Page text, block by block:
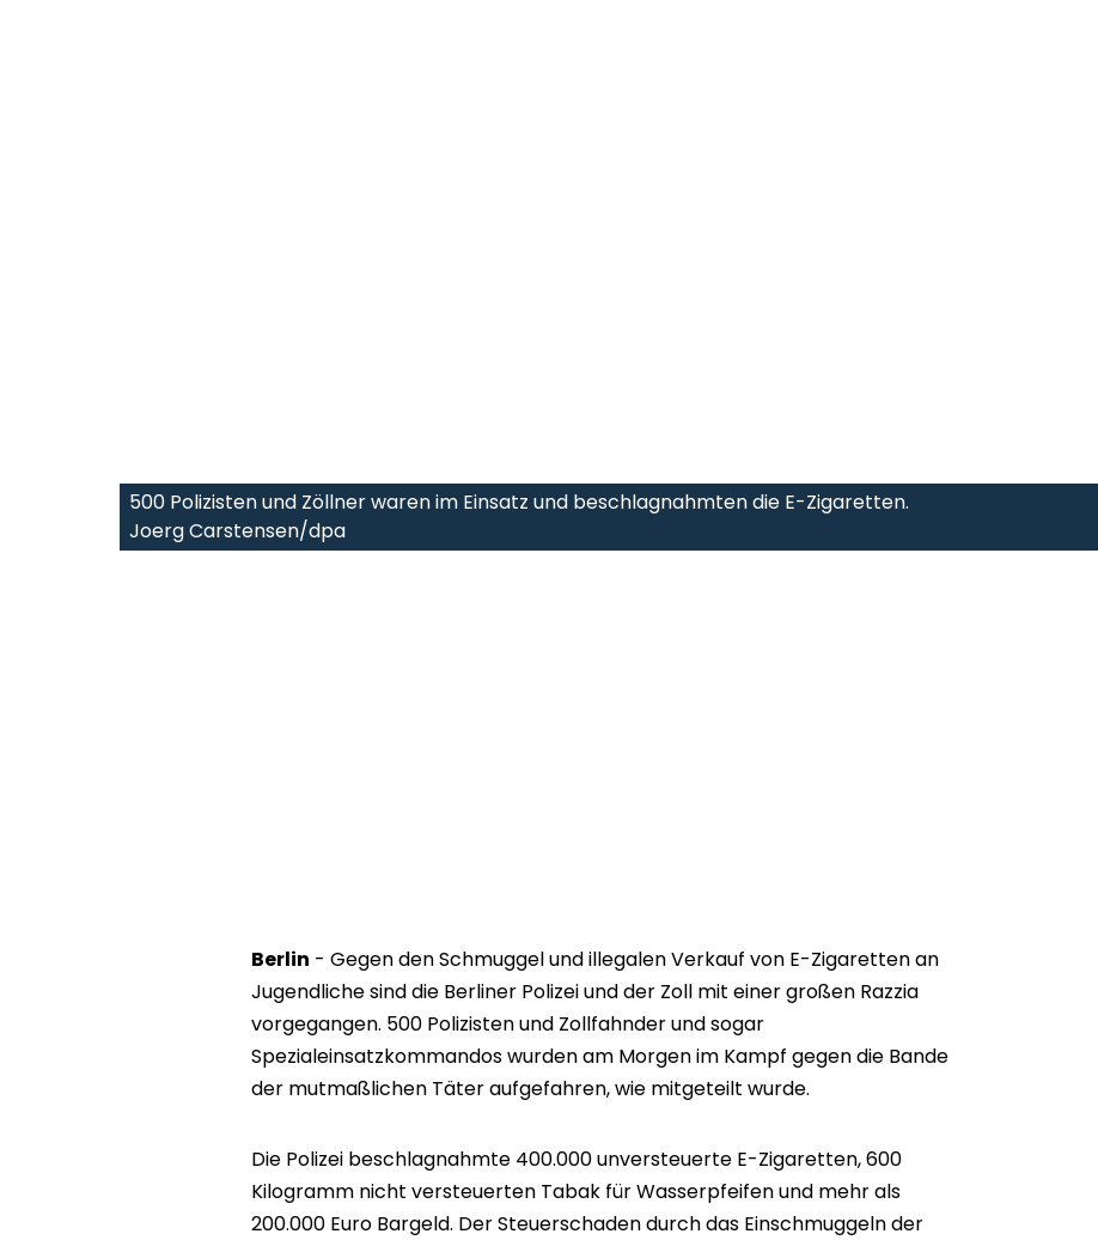
500 Polizisten und Zöllner waren im Einsatz und beschlagnahmten die E-Zigaretten.
Joerg Carstensen/dpa
Berlin - Gegen den Schmuggel und illegalen Verkauf von E-Zigaretten an
Jugendliche sind die Berliner Polizei und der Zoll mit einer großen Razzia
vorgegangen. 500 Polizisten und Zollfahnder und sogar
Spezialeinsatzkommandos wurden am Morgen im Kampf gegen die Bande
der mutmaßlichen Täter aufgefahren, wie mitgeteilt wurde.
Die Polizei beschlagnahmte 400.000 unversteuerte E-Zigaretten, 600
Kilogramm nicht versteuerten Tabak für Wasserpfeifen und mehr als
200.000 Euro Bargeld. Der Steuerschaden durch das Einschmuggeln der